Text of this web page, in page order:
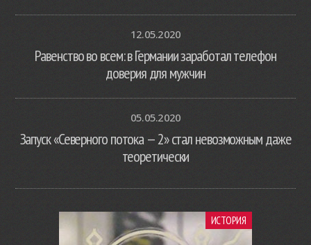
12.05.2020
Равенство во всем: в Германии заработал телефон
доверия для мужчин
05.05.2020
Запуск «Северного потока — 2» стал невозможным даже
теоретически
ИСТОРИЯ